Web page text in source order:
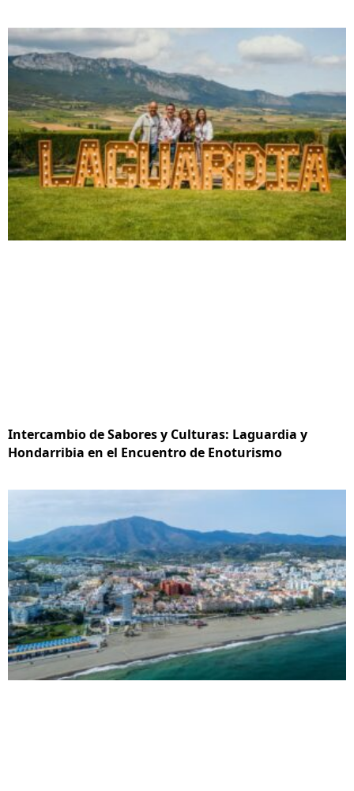
Intercambio de Sabores y Culturas: Laguardia y
Hondarribia en el Encuentro de Enoturismo